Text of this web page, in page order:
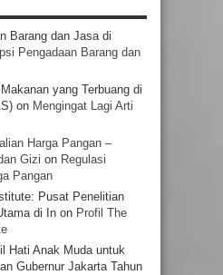
Barang dan Jasa di
Pengadaan Barang dan
yang Terbuang di
on Mengingat Lagi Arti
Harga Pangan –
Gizi on Regulasi
Pangan
Pusat Penelitian
di In on Profil The
Hati Anak Muda untuk
Gubernur Jakarta Tahun